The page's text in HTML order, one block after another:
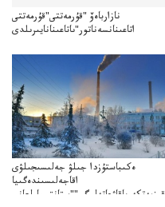
نازارباەۆ "قۇرمەتتى"قۇرمەتتى
اتاعىنانسەناتور"ىاتاعىنانايىرىلدى
ەكىباستۇزدا جىلۋ جەلىسىجىلۋى
اقاجەلىسىندەگىيا
قىزمەتكەرىاقاۋعاتەلىگى""ستانتسياولعانى